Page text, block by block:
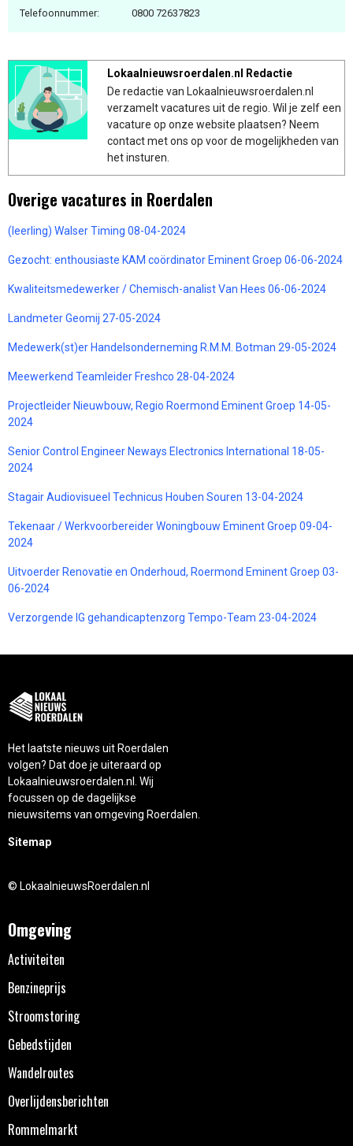
Telefoonnummer: 0800 72637823
Lokaalnieuwsroerdalen.nl Redactie
De redactie van Lokaalnieuwsroerdalen.nl
verzamelt vacatures uit de regio. Wil je zelf een
vacature op onze website plaatsen? Neem
contact met ons op voor de mogelijkheden van
het insturen.
Overige vacatures in Roerdalen
(leerling) Walser Timing 08-04-2024
Gezocht: enthousiaste KAM coördinator Eminent Groep 06-06-2024
Kwaliteitsmedewerker / Chemisch-analist Van Hees 06-06-2024
Landmeter Geomij 27-05-2024
Medewerk(st)er Handelsonderneming R.M.M. Botman 29-05-2024
Meewerkend Teamleider Freshco 28-04-2024
Projectleider Nieuwbouw, Regio Roermond Eminent Groep 14-05-
2024
Senior Control Engineer Neways Electronics International 18-05-
2024
Stagair Audiovisueel Technicus Houben Souren 13-04-2024
Tekenaar / Werkvoorbereider Woningbouw Eminent Groep 09-04-
2024
Uitvoerder Renovatie en Onderhoud, Roermond Eminent Groep 03-
06-2024
Verzorgende IG gehandicaptenzorg Tempo-Team 23-04-2024
Het laatste nieuws uit Roerdalen
volgen? Dat doe je uiteraard op
Lokaalnieuwsroerdalen.nl. Wij
focussen op de dagelijkse
nieuwsitems van omgeving Roerdalen.
Sitemap
© LokaalnieuwsRoerdalen.nl
Omgeving
Activiteiten
Benzineprijs
Stroomstoring
Gebedstijden
Wandelroutes
Overlijdensberichten
Rommelmarkt